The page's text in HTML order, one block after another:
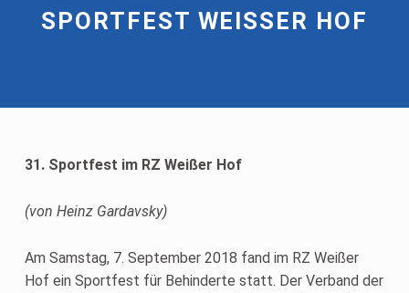
SPORTFEST WEISSER HOF
31. Sportfest im RZ Weißer Hof
(von Heinz Gardavsky)
Am Samstag, 7. September 2018 fand im RZ Weißer
Hof ein Sportfest für Behinderte statt. Der Verband der